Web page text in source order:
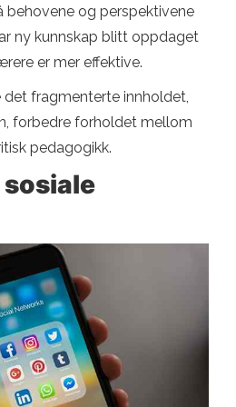
behovene og perspektivene
ny kunnskap blitt oppdaget
er mer effektive.
fragmenterte innholdet,
forbedre forholdet mellom
pedagogikk.
sosiale